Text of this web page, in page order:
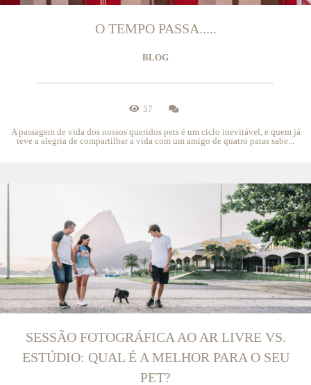
O TEMPO PASSA.....
BLOG
57
A passagem de vida dos nossos queridos pets é um ciclo inevitável, e quem já
teve a alegria de compartilhar a vida com um amigo de quatro patas sabe...
SESSÃO FOTOGRÁFICA AO AR LIVRE VS.
ESTÚDIO: QUAL É A MELHOR PARA O SEU
PET?